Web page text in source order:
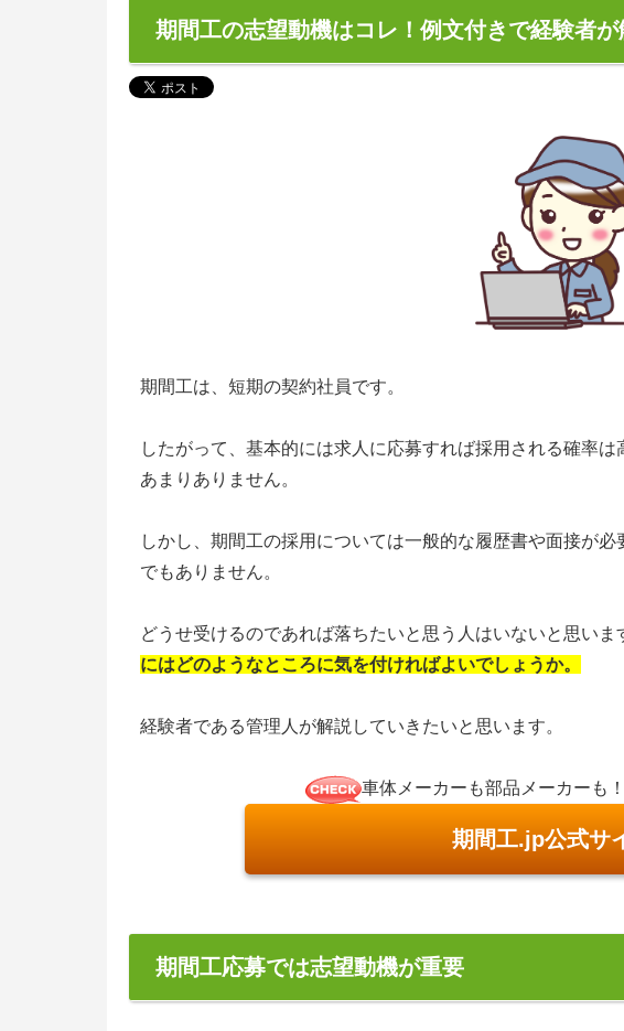
期間工の志望動機はコレ！例文付きで経験者が
期間工は、短期の契約社員です。
したがって、基本的には求人に応募すれば採用される確率
あまりありません。
しかし、期間工の採用については一般的な履歴書や面接が
でもありません。
どうせ受けるのであれば落ちたいと思う人はいないと思いま
にはどのようなところに気を付ければよいでしょうか。
経験者である管理人が解説していきたいと思います。
車体メーカーも部品メーカーも
期間工.jp公式サ
期間工応募では志望動機が重要